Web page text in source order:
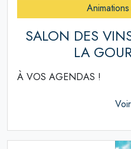
SALON DES
LA
À VOS AGENDAS !